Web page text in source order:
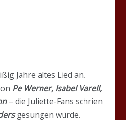
Jahre altes Lied an,
Pe Werner, Isabel Varell,
– die Juliette-Fans schrien
gesungen würde.